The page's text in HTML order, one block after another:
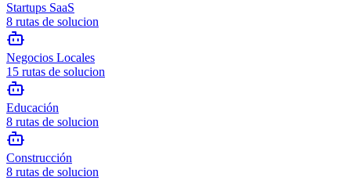
Startups SaaS
8 rutas de solucion
Negocios Locales
15 rutas de solucion
Educación
8 rutas de solucion
Construcción
8 rutas de solucion